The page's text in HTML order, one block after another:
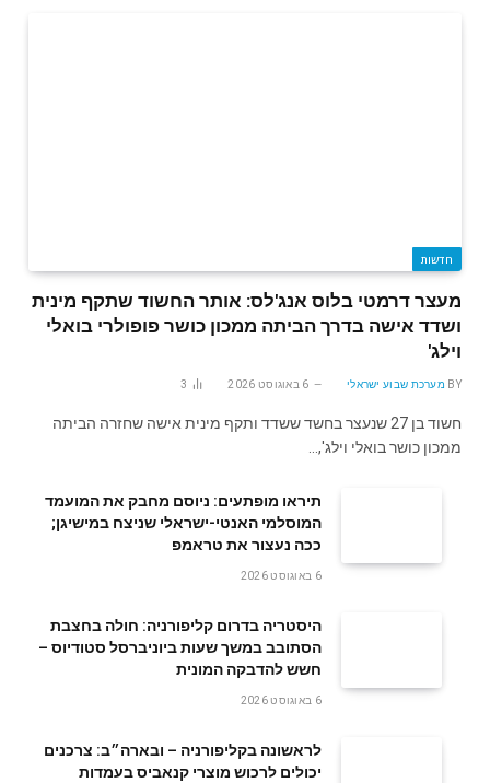
חדשות
מעצר דרמטי בלוס אנג'לס: אותר החשוד שתקף מינית
ושדד אישה בדרך הביתה ממכון כושר פופולרי בואלי
וילג'
BY מערכת שבוע ישראלי 6 באוגוסט 2026 3
חשוד בן 27 שנעצר בחשד ששדד ותקף מינית אישה שחזרה הביתה
ממכון כושר בואלי וילג',…
תיראו מופתעים: ניוסם מחבק את המועמד
המוסלמי האנטי-ישראלי שניצח במישיגן;
ככה נעצור את טראמפ
6 באוגוסט 2026
היסטריה בדרום קליפורניה: חולה בחצבת
הסתובב במשך שעות ביוניברסל סטודיוס –
חשש להדבקה המונית
6 באוגוסט 2026
לראשונה בקליפורניה – ובארה״ב: צרכנים
יכולים לרכוש מוצרי קנאביס בעמדות